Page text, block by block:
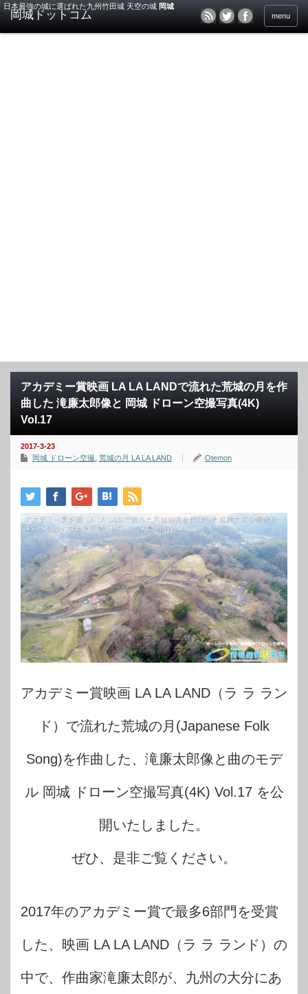
日本最強の城に選ばれた九州竹田城 天空の城 岡城
menu
アカデミー賞映画 LA LA LANDで流れた荒城の月を作
曲した 滝廉太郎像と 岡城 ドローン空撮写真(4K)
Vol.17
2017-3-23
岡城 ドローン空撮 荒城の月 LA LA LAND Otemon
アカデミー賞映画 LA LA LAND（ラ ラ ラン
ド）で流れた荒城の月(Japanese Folk
Song)を作曲した、滝廉太郎像と曲のモデ
ル 岡城 ドローン空撮写真(4K) Vol.17 を公
開いたしました。
ぜひ、是非ご覧ください。
2017年のアカデミー賞で最多6部門を受賞
した、映画 LA LA LAND（ラ ラ ランド）の
中で、作曲家滝廉太郎が、九州の大分にあ